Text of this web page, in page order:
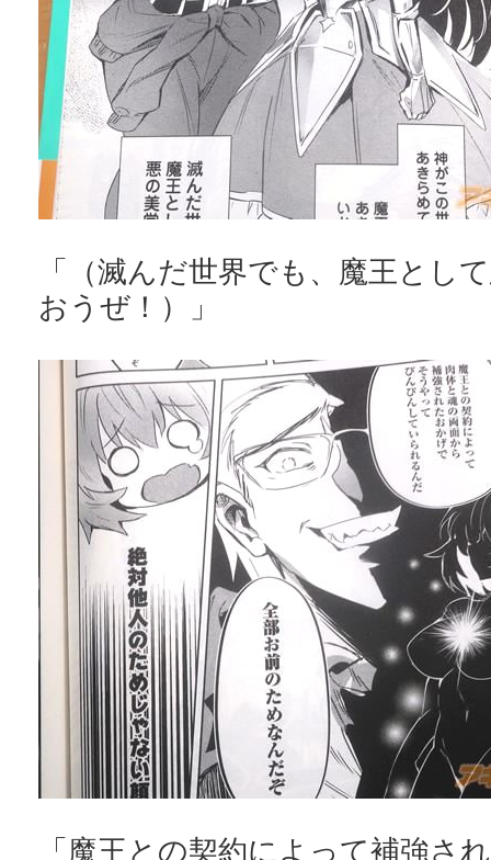
「（滅んだ世界でも、魔王とし
おうぜ！）」
「魔王との契約によって補強さ